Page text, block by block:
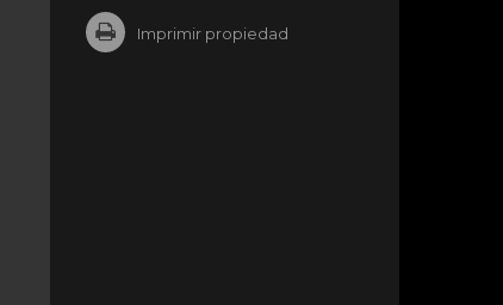
Imprimir propiedad